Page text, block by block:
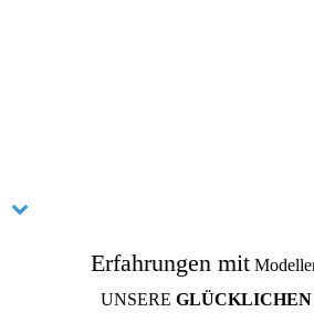
Erfahrungen mit
UNSERE GLÜCK­LICHEN